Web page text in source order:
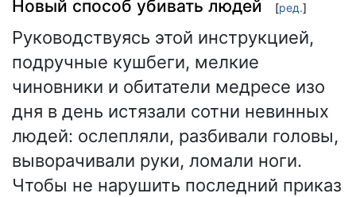
Новый способ убивать людей [ред.]
Руководствуясь этой инструкцией,
подручные кушбеги, мелкие
чиновники и обитатели медресе изо
дня в день истязали сотни невинных
людей: ослепляли, разбивали головы,
выворачивали руки, ломали ноги.
Чтобы не нарушить последний приказ